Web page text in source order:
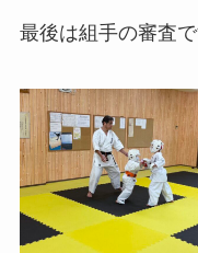
最後は組手の審査で